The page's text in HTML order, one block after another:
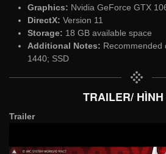
Graphics: Nvidia GeForce GTX
DirectX: Version 11
Storage: 18 GB available space
Additional Notes: Recommended
1440; SSD
TRAILER/
Trailer